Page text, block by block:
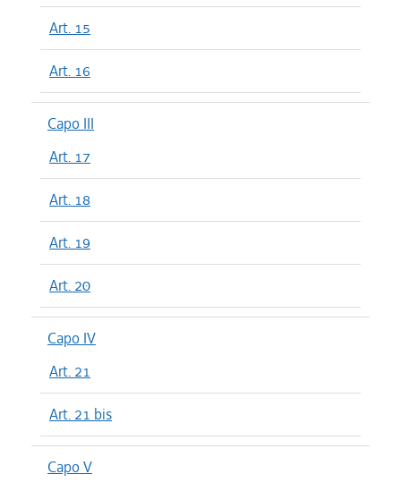
Art. 15
Art. 16
Capo III
Art. 17
Art. 18
Art. 19
Art. 20
Capo IV
Art. 21
Art. 21 bis
Capo V